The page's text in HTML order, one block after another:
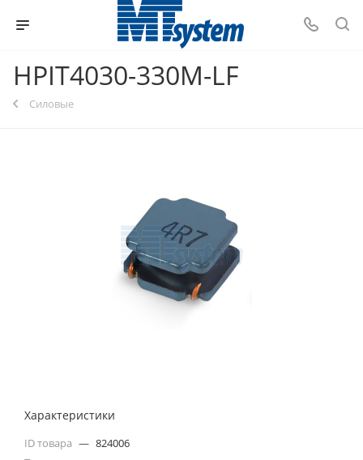
HPIT4030-330M-LF
Силовые
Характеристики
ID товара — 824006